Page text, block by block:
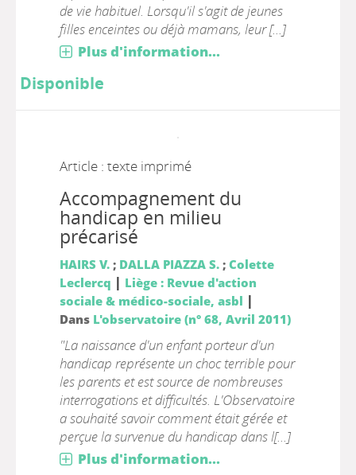
de vie habituel. Lorsqu'il s'agit de jeunes
filles enceintes ou déjà mamans, leur [...]
Plus d'information...
Disponible
Article : texte imprimé
Accompagnement du
handicap en milieu
précarisé
HAIRS V.; DALLA PIAZZA S.; Colette
Leclercq | Liège : Revue d'action
sociale & médico-sociale, asbl |
Dans L'observatoire (n° 68, Avril 2011)
"La naissance d'un enfant porteur d'un
handicap représente un choc terrible pour
les parents et est source de nombreuses
interrogations et difficultés. L'Observatoire
a souhaité savoir comment était gérée et
perçue la survenue du handicap dans l[...]
Plus d'information...